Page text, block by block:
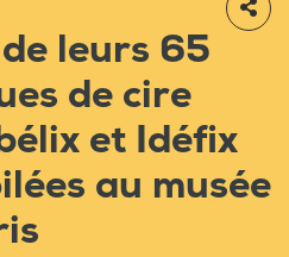
leurs 65
de cire
et Idéfix
au musée